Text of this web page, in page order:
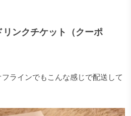
ンクチケット（クーポ
ラインでもこんな感じで配送して